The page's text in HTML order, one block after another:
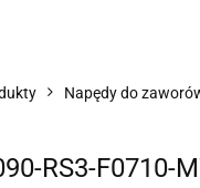
Napędy do
RS3-F0710-